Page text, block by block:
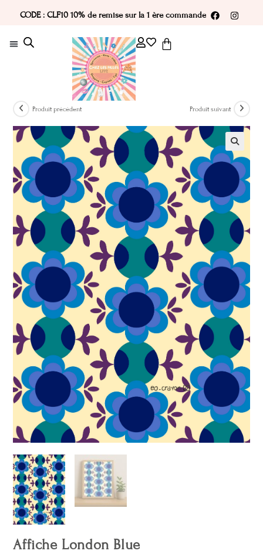
CODE : CLF10 10% de remise sur la 1 ère commande
Produit précédent Produit suivant
🔍
Affiche London Blue